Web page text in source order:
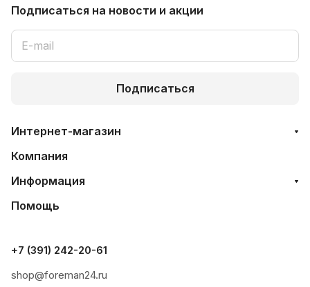
Подписаться на новости и акции
Подписаться
Интернет-магазин
Компания
Информация
Помощь
+7 (391) 242-20-61
shop@foreman24.ru